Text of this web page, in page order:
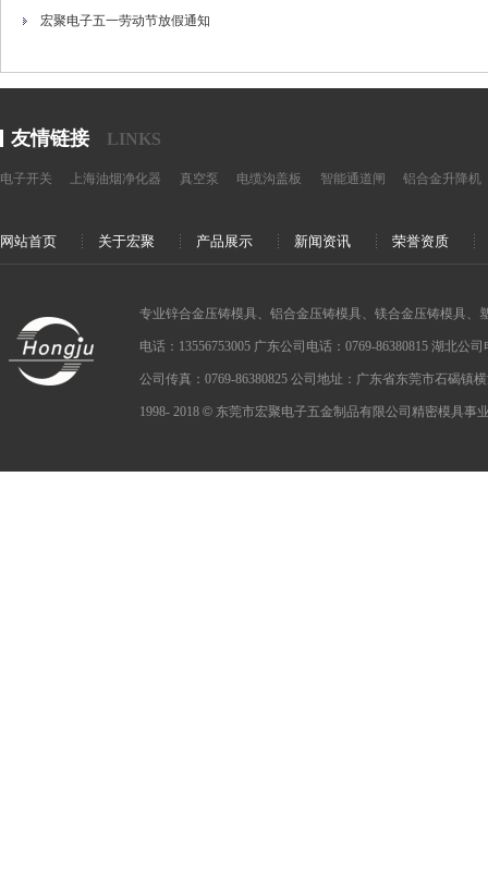
宏聚电子五一劳动节放假通知
友情链接 LINKS
电子开关 上海油烟净化器 真空泵 电缆沟盖板 智能通道闸 铝合金升降机
网站首页 关于宏聚 产品展示 新闻资讯 荣誉资质
专业锌合金压铸模具、铝合金压铸模具、镁合金压铸模具、
电话：13556753005 广东公司电话：0769-86380815 湖北公
公司传真：0769-86380825 公司地址：广东省东莞市石碣镇
1998- 2018 © 东莞市宏聚电子五金制品有限公司精密模具事